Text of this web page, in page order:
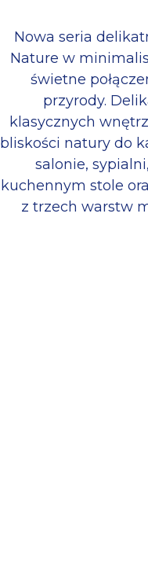
Nowa seria
Nature w
świetne
przyrody.
klasycznych
bliskości natury do
salonie,
kuchennym stole
z trzech warstw